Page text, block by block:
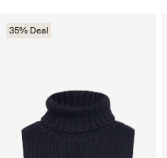
35% Deal